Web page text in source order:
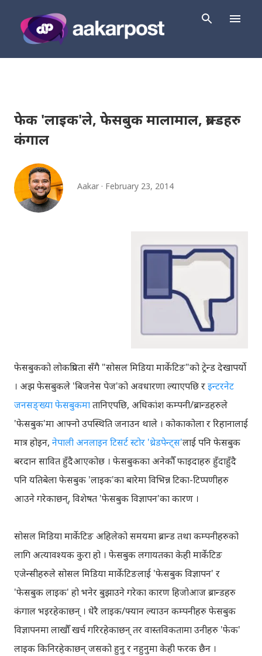
फेक 'लाइक'ले, फेसबुक मालामाल, ब्रान्डहरु
कंगाल
Aakar February 23, 2014
फेसबुकको लोकप्रियता सँगै "सोसल मिडिया मार्केटिङ"को ट्रेन्ड देखापर्यो
। अझ फेसबुकले 'बिजनेस पेज'को अवधारणा ल्याएपछि रइन्टरनेट
जनसङ्ख्या फेसबुकमातानिएपछि, अधिकांश कम्पनी/ब्रान्डहरुले
'फेसबुक'मा आफ्नो उपस्थिति जनाउन थाले । कोकाकोला र रिहानालाई
मात्र होइन, नेपाली अनलाइन टिसर्ट स्टोर 'थ्रेडपेन्ट्स'लाई पनि फेसबुक
बरदान सावित हुँदैआएकोछ । फेसबुकका अनेकौँ फाइदाहरु हुँदाहुँदै
पनि यतिबेला फेसबुक 'लाइक'का बारेमा विभिन्न टिका-टिप्पणीहरु
आउने गरेकाछन्, विशेषत 'फेसबुक विज्ञापन'का कारण ।
सोसल मिडिया मार्केटिङ अहिलेको समयमा ब्रान्ड तथा कम्पनीहरुको
लागि अत्यावश्यक कुरा हो । फेसबुक लगायतका केही मार्केटिङ
एजेन्सीहरुले सोसल मिडिया मार्केटिङलाई 'फेसबुक विज्ञापन' र
'फेसबुक लाइक' हो भनेर बुझाउने गरेका कारण हिजोआज ब्रान्डहरु
कंगाल भइरहेकाछन् । धेरै लाइक/फ्यान ल्याउन कम्पनीहरु फेसबुक
विज्ञापनमा लाखौँ खर्च गरिरहेकाछन् तर वास्तविकतामा उनीहरु 'फेक'
लाइक किनिरहेकाछन् जसको हुनु र नहुनुमा केही फरक छैन ।